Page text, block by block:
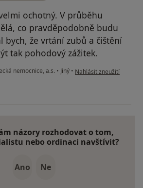
ochotný. V průběhu
co pravděpodobně budu
bych, že vrtání zubů a čištění
tak pohodový zážitek.
nemocnice, a.s. • Jiný • podle názoru uživatele
Nahlásit zneužití
názory rozhodovat o tom,
nebo ordinaci navštívit?
Ano Ne